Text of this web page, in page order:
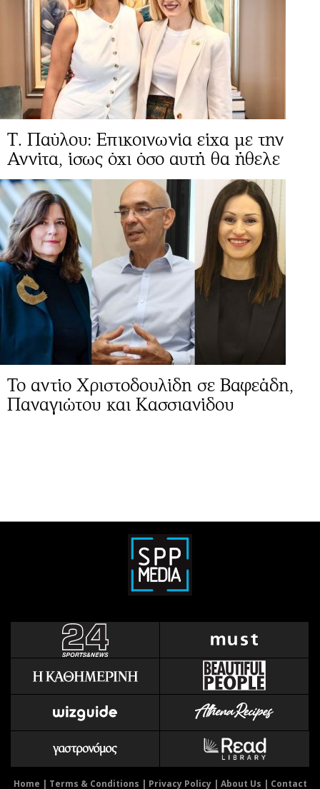
Τ. Παύλου: Επικοινωνία είχα με την
Αννίτα, ίσως όχι όσο αυτή θα ήθελε
Το αντίο Χριστοδουλίδη σε Βαφεάδη,
Παναγιώτου και Κασσιανίδου
Home | Terms & Conditions | Privacy Policy| About Us | Contact